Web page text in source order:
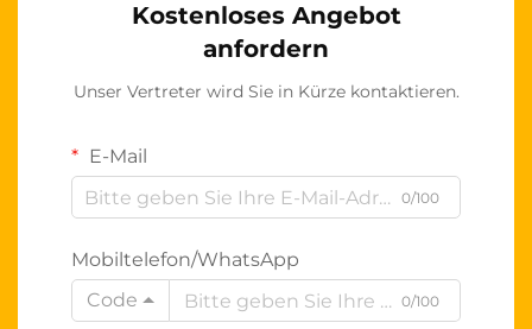
Kostenloses Angebot
anfordern
Unser Vertreter wird Sie in Kürze kontaktieren.
E-Mail
0/100
Mobiltelefon/WhatsApp
Code
0/100